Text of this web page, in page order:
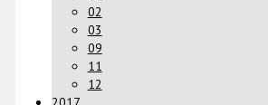
02
03
09
11
12